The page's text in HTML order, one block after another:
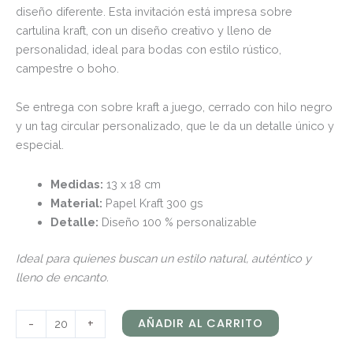
diseño diferente. Esta invitación está impresa sobre
cartulina kraft, con un diseño creativo y lleno de
personalidad, ideal para bodas con estilo rústico,
campestre o boho.
Se entrega con sobre kraft a juego, cerrado con hilo negro
y un tag circular personalizado, que le da un detalle único y
especial.
Medidas: 13 x 18 cm
Material: Papel Kraft 300 gs
Detalle: Diseño 100 % personalizable
Ideal para quienes buscan un estilo natural, auténtico y
lleno de encanto.
- + AÑADIR AL CARRITO